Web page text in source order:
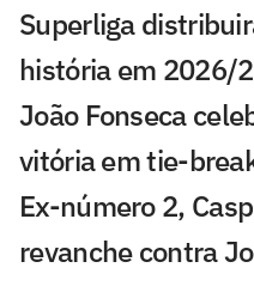
Superliga
história em 2026/
João Fonseca
vitória em tie-
Ex-número 2,
revanche contra